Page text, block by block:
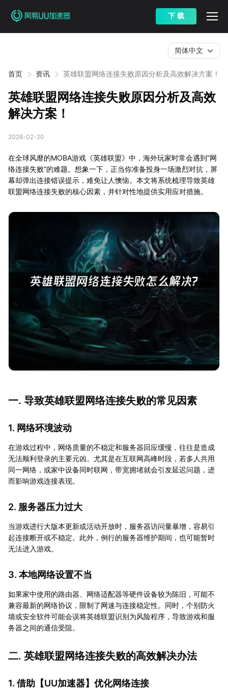
下 载
首页 资讯 英雄联盟网络连接失败原因分析及高效解决方案！
简体中文
英雄联盟网络连接失败原因分析及高效
解决方案！
2026-02-20
在全球风靡的MOBA游戏《英雄联盟》中，海外玩家时常会遇到“网
络连接失败”的难题。想象一下，正当你准备投身一场激烈对抗，屏
幕却弹出连接错误提示，难免让人懊恼。本文将系统梳理导致英雄
联盟网络连接失败的核心因素，并针对性地提供实用应对措施。
一. 导致英雄联盟网络连接失败的常见因素
1. 网络环境波动
在游戏过程中，网络质量的不稳定和服务器回应缓慢，往往是造成
无法顺利登录的主要元凶。尤其是在互联网高峰时段，若多人共用
同一网络，或家中设备同时联网，带宽拥堵就会引发延迟问题，进
而影响游戏连接表现。
2. 服务器压力过大
当游戏进行大版本更新或活动开放时，服务器访问量暴增，容易引
起连接断开或不稳定。此外，例行的服务器维护期间，也可能暂时
无法进入游戏。
3. 本地网络设置不当
如果家中使用的路由器、网络适配器等硬件设备较为陈旧，可能不
兼容最新的网络协议，限制了网速与连接稳定性。同时，个别防火
墙或安全软件可能会误将英雄联盟识别为风险程序，导致游戏和服
务器之间的通信受阻。
二. 英雄联盟网络连接失败的高效解决办法
1. 借助【UU加速器】优化网络连接